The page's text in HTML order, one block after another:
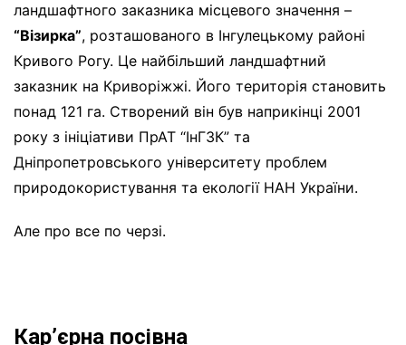
ландшафтного заказника місцевого значення –
“Візирка”, розташованого в Інгулецькому районі
Кривого Рогу. Це найбільший ландшафтний
заказник на Криворіжжі. Його територія становить
понад 121 га. Створений він був наприкінці 2001
року з ініціативи ПрАТ “ІнГЗК” та
Дніпропетровського університету проблем
природокористування та екології НАН України.
Але про все по черзі.
Кар’єрна посівна